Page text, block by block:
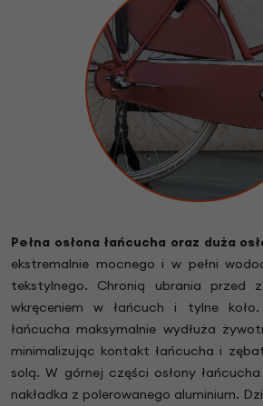
Pełna osłona łańcucha oraz duża
ekstremalnie mocnego i w pełni
tekstylnego. Chronią ubrania przed
wkręceniem w łańcuch i tylne
łańcucha maksymalnie wydłuża
minimalizując kontakt łańcucha i
solą. W górnej części osłony
nakładka z polerowanego aluminium.